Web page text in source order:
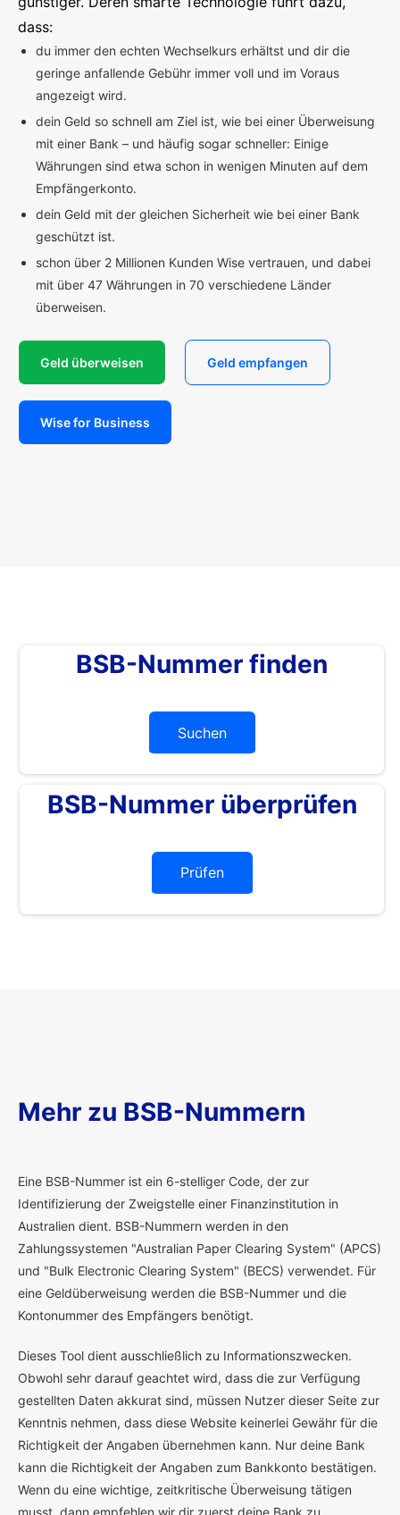
dass:
du immer den echten Wechselkurs erhältst und dir die
geringe anfallende Gebühr immer voll und im Voraus
angezeigt wird.
dein Geld so schnell am Ziel ist, wie bei einer Überweisung
mit einer Bank – und häufig sogar schneller: Einige
Währungen sind etwa schon in wenigen Minuten auf dem
Empfängerkonto.
dein Geld mit der gleichen Sicherheit wie bei einer Bank
geschützt ist.
schon über 2 Millionen Kunden Wise vertrauen, und dabei
mit über 47 Währungen in 70 verschiedene Länder
überweisen.
Geld überweisen Geld empfangen
Wise for Business
BSB-Nummer finden
Suchen
BSB-Nummer überprüfen
Prüfen
Mehr zu BSB-Nummern
Eine BSB-Nummer ist ein 6-stelliger Code, der zur
Identifizierung der Zweigstelle einer Finanzinstitution in
Australien dient. BSB-Nummern werden in den
Zahlungssystemen "Australian Paper Clearing System" (APCS)
und "Bulk Electronic Clearing System" (BECS) verwendet. Für
eine Geldüberweisung werden die BSB-Nummer und die
Kontonummer des Empfängers benötigt.
Dieses Tool dient ausschließlich zu Informationszwecken.
Obwohl sehr darauf geachtet wird, dass die zur Verfügung
gestellten Daten akkurat sind, müssen Nutzer dieser Seite zur
Kenntnis nehmen, dass diese Website keinerlei Gewähr für die
Richtigkeit der Angaben übernehmen kann. Nur deine Bank
kann die Richtigkeit der Angaben zum Bankkonto bestätigen.
Wenn du eine wichtige, zeitkritische Überweisung tätigen
musst, dann empfehlen wir dir zuerst deine Bank zu